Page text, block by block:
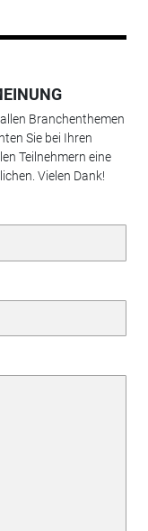
Branchenthemen
Sie bei Ihren
Teilnehmern eine
Vielen Dank!